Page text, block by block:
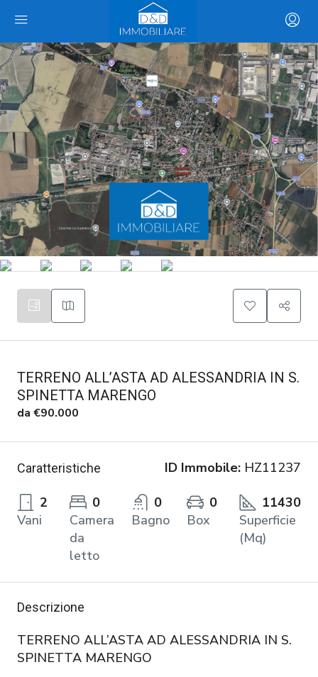
TERRENO ALL’ASTA AD ALESSANDRIA IN S.
SPINETTA MARENGO
da €90.000
Caratteristiche ID Immobile: HZ11237
2
Vani
0
Camera
da
letto
0
Bagno
0
Box
11430
Superficie
(Mq)
Descrizione
TERRENO ALL’ASTA AD ALESSANDRIA IN S.
SPINETTA MARENGO